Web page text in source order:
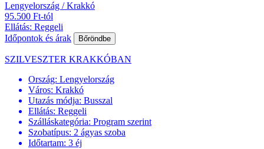
Lengyelország / Krakkó
95.500 Ft-tól
Ellátás: Reggeli
Időpontok és árak
Bőröndbe
SZILVESZTER KRAKKÓBAN
Ország: Lengyelország
Város: Krakkó
Utazás módja: Busszal
Ellátás: Reggeli
Szálláskategória: Program szerint
Szobatípus: 2 ágyas szoba
Időtartam: 3 éj